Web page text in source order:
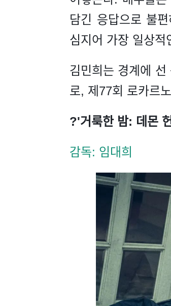
담긴 응답으로 불
심지어 가장 일상적
김민희는 경계에 선
로, 제77회 로카르
?'거룩한 밤: 데몬
감독: 임대희